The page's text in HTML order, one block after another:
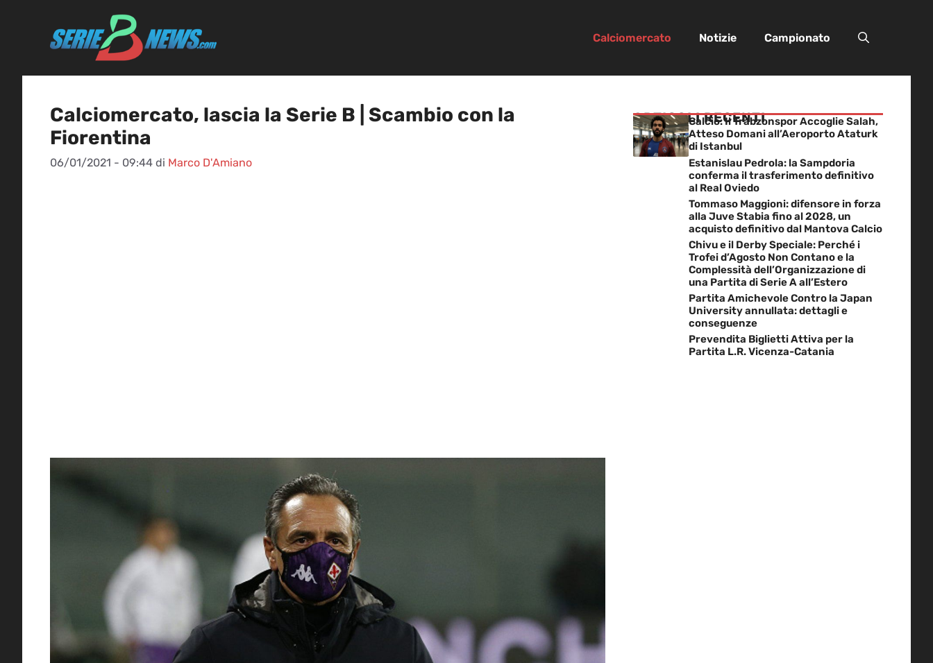
Calciomercato Notizie Campionato
Calciomercato, lascia la Serie B | Scambio con la
Fiorentina
06/01/2021 - 09:44 di Marco D'Amiano
ARTICOLI RECENTI
Calcio: Il Trabzonspor Accoglie Salah,
Atteso Domani all’Aeroporto Ataturk
di Istanbul
Estanislau Pedrola: la Sampdoria
conferma il trasferimento definitivo
al Real Oviedo
Tommaso Maggioni: difensore in forza
alla Juve Stabia fino al 2028, un
acquisto definitivo dal Mantova Calcio
Chivu e il Derby Speciale: Perché i
Trofei d’Agosto Non Contano e la
Complessità dell’Organizzazione di
una Partita di Serie A all’Estero
Partita Amichevole Contro la Japan
University annullata: dettagli e
conseguenze
Prevendita Biglietti Attiva per la
Partita L.R. Vicenza-Catania